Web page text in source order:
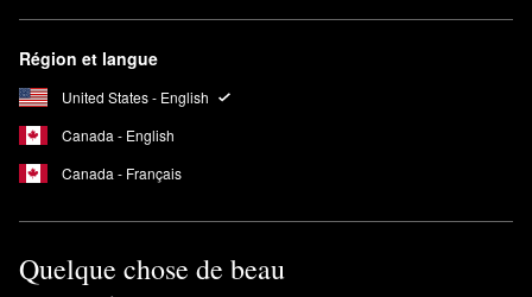
Région et langue
United States - English
Canada - English
Canada - Français
Quelque chose de beau